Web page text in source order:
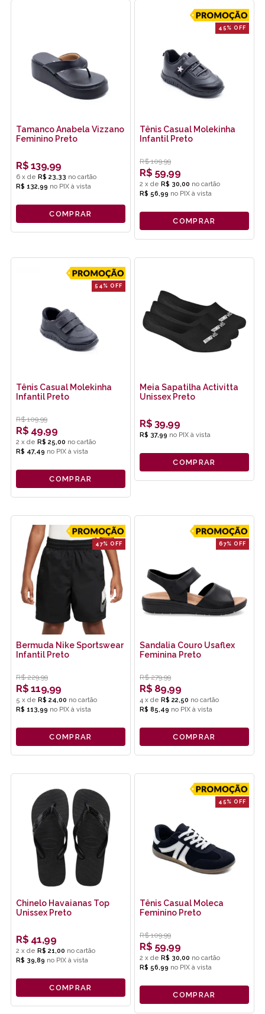
Tamanco Anabela Vizzano
Feminino Preto
R$ 139,99
6 x de R$ 23,33
R$ 132,99 no PIX
COMPRAR
45% OFF
Tênis Casual Molekinha
Infantil Preto
R$ 109,99
R$ 59,99
2 x de R$ 30,00
R$ 56,99 no PIX
COMPRAR
54% OFF
Tênis Casual Molekinha
Infantil Preto
R$ 109,99
R$ 49,99
2 x de R$ 25,00
R$ 47,49 no PIX
COMPRAR
Meia Sapatilha Activitta
Unissex Preto
R$ 39,99
R$ 37,99 no PIX
COMPRAR
47% OFF
Bermuda Nike Sportswear
Infantil Preto
R$ 229,99
R$ 119,99
5 x de R$ 24,00
R$ 113,99 no PIX
COMPRAR
67% OFF
Sandalia Couro Usaflex
Feminina Preto
R$ 279,99
R$ 89,99
4 x de R$ 22,50
R$ 85,49 no PIX
COMPRAR
Chinelo Havaianas Top
Unissex Preto
R$ 41,99
2 x de R$ 21,00
R$ 39,89 no PIX
COMPRAR
45% OFF
Tênis Casual Moleca
Feminino Preto
R$ 109,99
R$ 59,99
2 x de R$ 30,00
R$ 56,99 no PIX
COMPRAR